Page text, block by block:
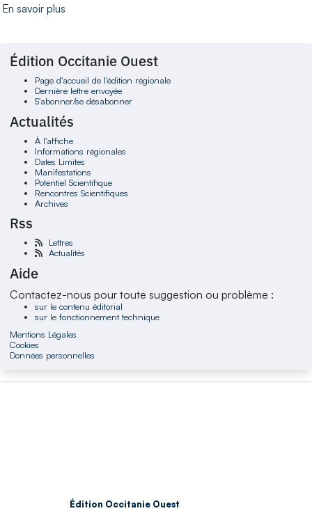
En savoir plus
Édition Occitanie Ouest
Page d'accueil de l'édition régionale
Dernière lettre envoyée
S'abonner/se désabonner
Actualités
À l'affiche
Informations régionales
Dates Limites
Manifestations
Potentiel Scientifique
Rencontres Scientifiques
Archives
Rss
Lettres
Actualités
Aide
Contactez-nous pour toute suggestion ou problème :
sur le contenu éditorial
sur le fonctionnement technique
Mentions Légales
Cookies
Données personnelles
Édition Occitanie Ouest